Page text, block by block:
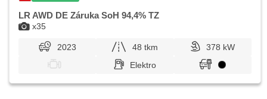
x35
LR AWD DE Záruka SoH 94,4% TZ
2023 48 tkm
378 kW
Elektro